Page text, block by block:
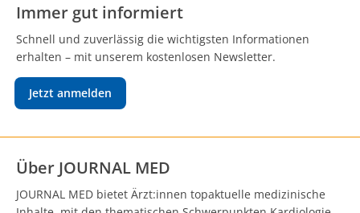
Immer gut informiert
Schnell und zuverlässig die wichtigsten Informationen
erhalten – mit unserem kostenlosen Newsletter.
Jetzt anmelden
Über JOURNAL MED
JOURNAL MED bietet Ärzt:innen topaktuelle medizinische